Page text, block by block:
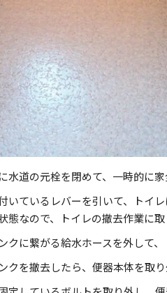
水道の元栓を閉めて、一時的に
いているレバーを引いて、トイ
態なので、トイレの撤去作業に取
クに繋がる給水ホースを外して
クを撤去したら、便器本体を取り